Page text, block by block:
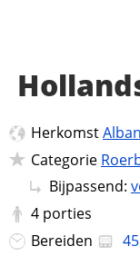
Herkomst
Categorie
Bijpassend:
4 porties
Bereiden